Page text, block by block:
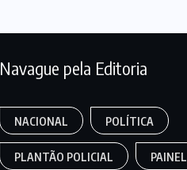
Navague pela Editoria
NACIONAL POLÍTICA
PLANTÃO POLICIAL PAINEL